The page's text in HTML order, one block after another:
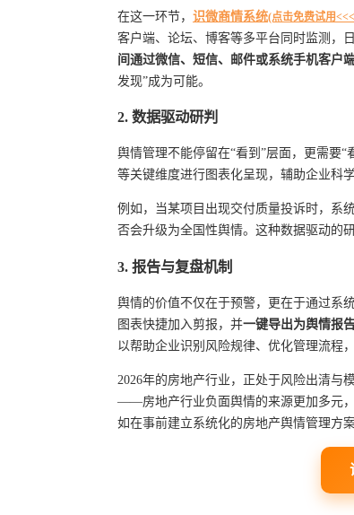
在这一环节， 识微商情系统(点击免费试用<<<
客户端、论坛、博客等多平台同时监测，
间通过微信、短信、邮件或系统手机客户
发现”成为可能。
2. 数据驱动研判
舆情管理不能停留在“看到”层面，更需要“
等关键维度进行图表化呈现，辅助企业科学
例如，当某项目出现交付质量投诉时，系
否会升级为全国性舆情。这种数据驱动的
3. 报告与复盘机制
舆情的价值不仅在于预警，更在于通过系
图表快捷加入剪报，并一键导出为舆情报
以帮助企业识别风险规律、优化管理流程
2026年的房地产行业，正处于风险出清与
——房地产行业负面舆情的来源更加多元
如在事前建立系统化的房地产舆情管理方